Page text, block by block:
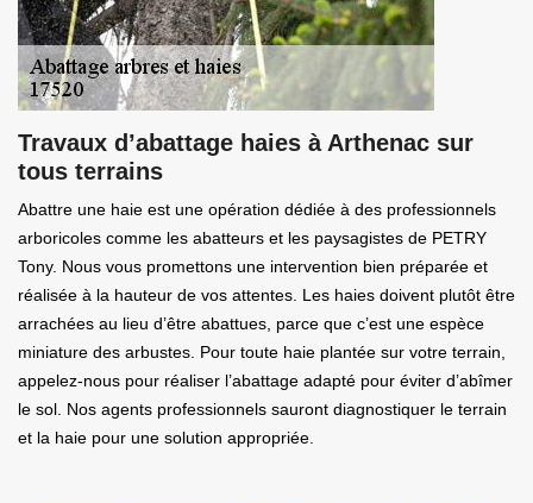
Travaux d’abattage haies à Arthenac sur
tous terrains
Abattre une haie est une opération dédiée à des professionnels
arboricoles comme les abatteurs et les paysagistes de PETRY
Tony. Nous vous promettons une intervention bien préparée et
réalisée à la hauteur de vos attentes. Les haies doivent plutôt être
arrachées au lieu d’être abattues, parce que c’est une espèce
miniature des arbustes. Pour toute haie plantée sur votre terrain,
appelez-nous pour réaliser l’abattage adapté pour éviter d’abîmer
le sol. Nos agents professionnels sauront diagnostiquer le terrain
et la haie pour une solution appropriée.